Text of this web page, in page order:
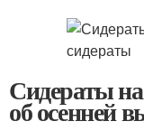
Сидераты
об осенней